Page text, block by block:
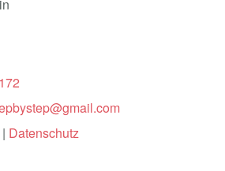
| Datenschutz